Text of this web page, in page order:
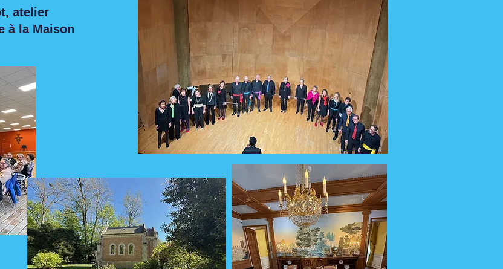
atelier
à la Maison